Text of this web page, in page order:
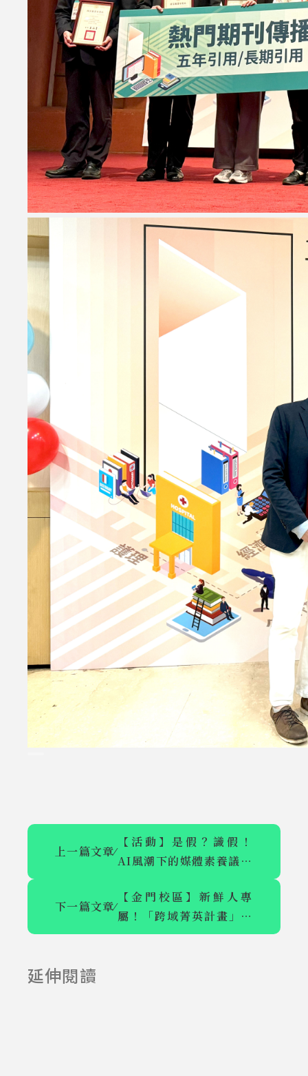
上一篇文章⁄
【活動】是假？識假！
AI風潮下的媒體素養議題
下一篇文章⁄
【金門校區】新鮮人專
屬！「跨域菁英計畫」玩
轉各領域
延伸閱讀
【新傳所境外
生公告】
2024-08-13
TVBS新聞網